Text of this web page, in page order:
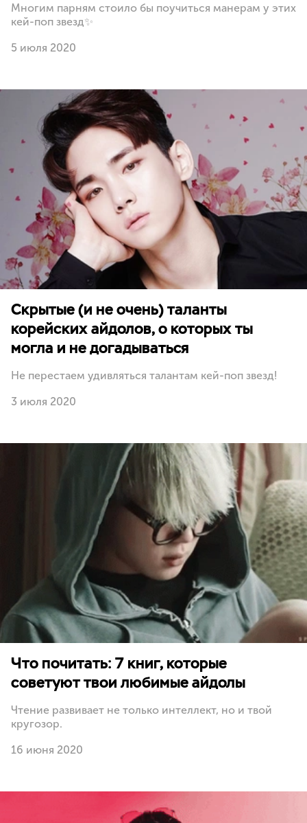
Многим парням стоило бы поучиться манерам у этих
кей-поп звезд✨
5 июля 2020
Скрытые (и не очень) таланты
корейских айдолов, о которых ты
могла и не догадываться
Не перестаем удивляться талантам кей-поп звезд!
3 июля 2020
Что почитать: 7 книг, которые
советуют твои любимые айдолы
Чтение развивает не только интеллект, но и твой
кругозор.
16 июня 2020